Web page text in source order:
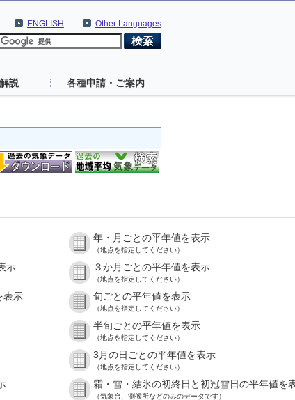
Other Languages
ENGLISH
説 各種申請・ご案内
年・月ごとの平年値を表示
（地点を指定してください）
示 ３か月ごとの平年値を表示
（地点を指定してください）
表示 旬ごとの平年値を表示
（地点を指定してください）
半旬ごとの平年値を表示
（地点を指定してください）
3月の日ごとの平年値を表示
（地点を指定してください）
霜・雪・結氷の初終日と初冠雪日の平年値を
（気象台、測候所などのみのデータです）